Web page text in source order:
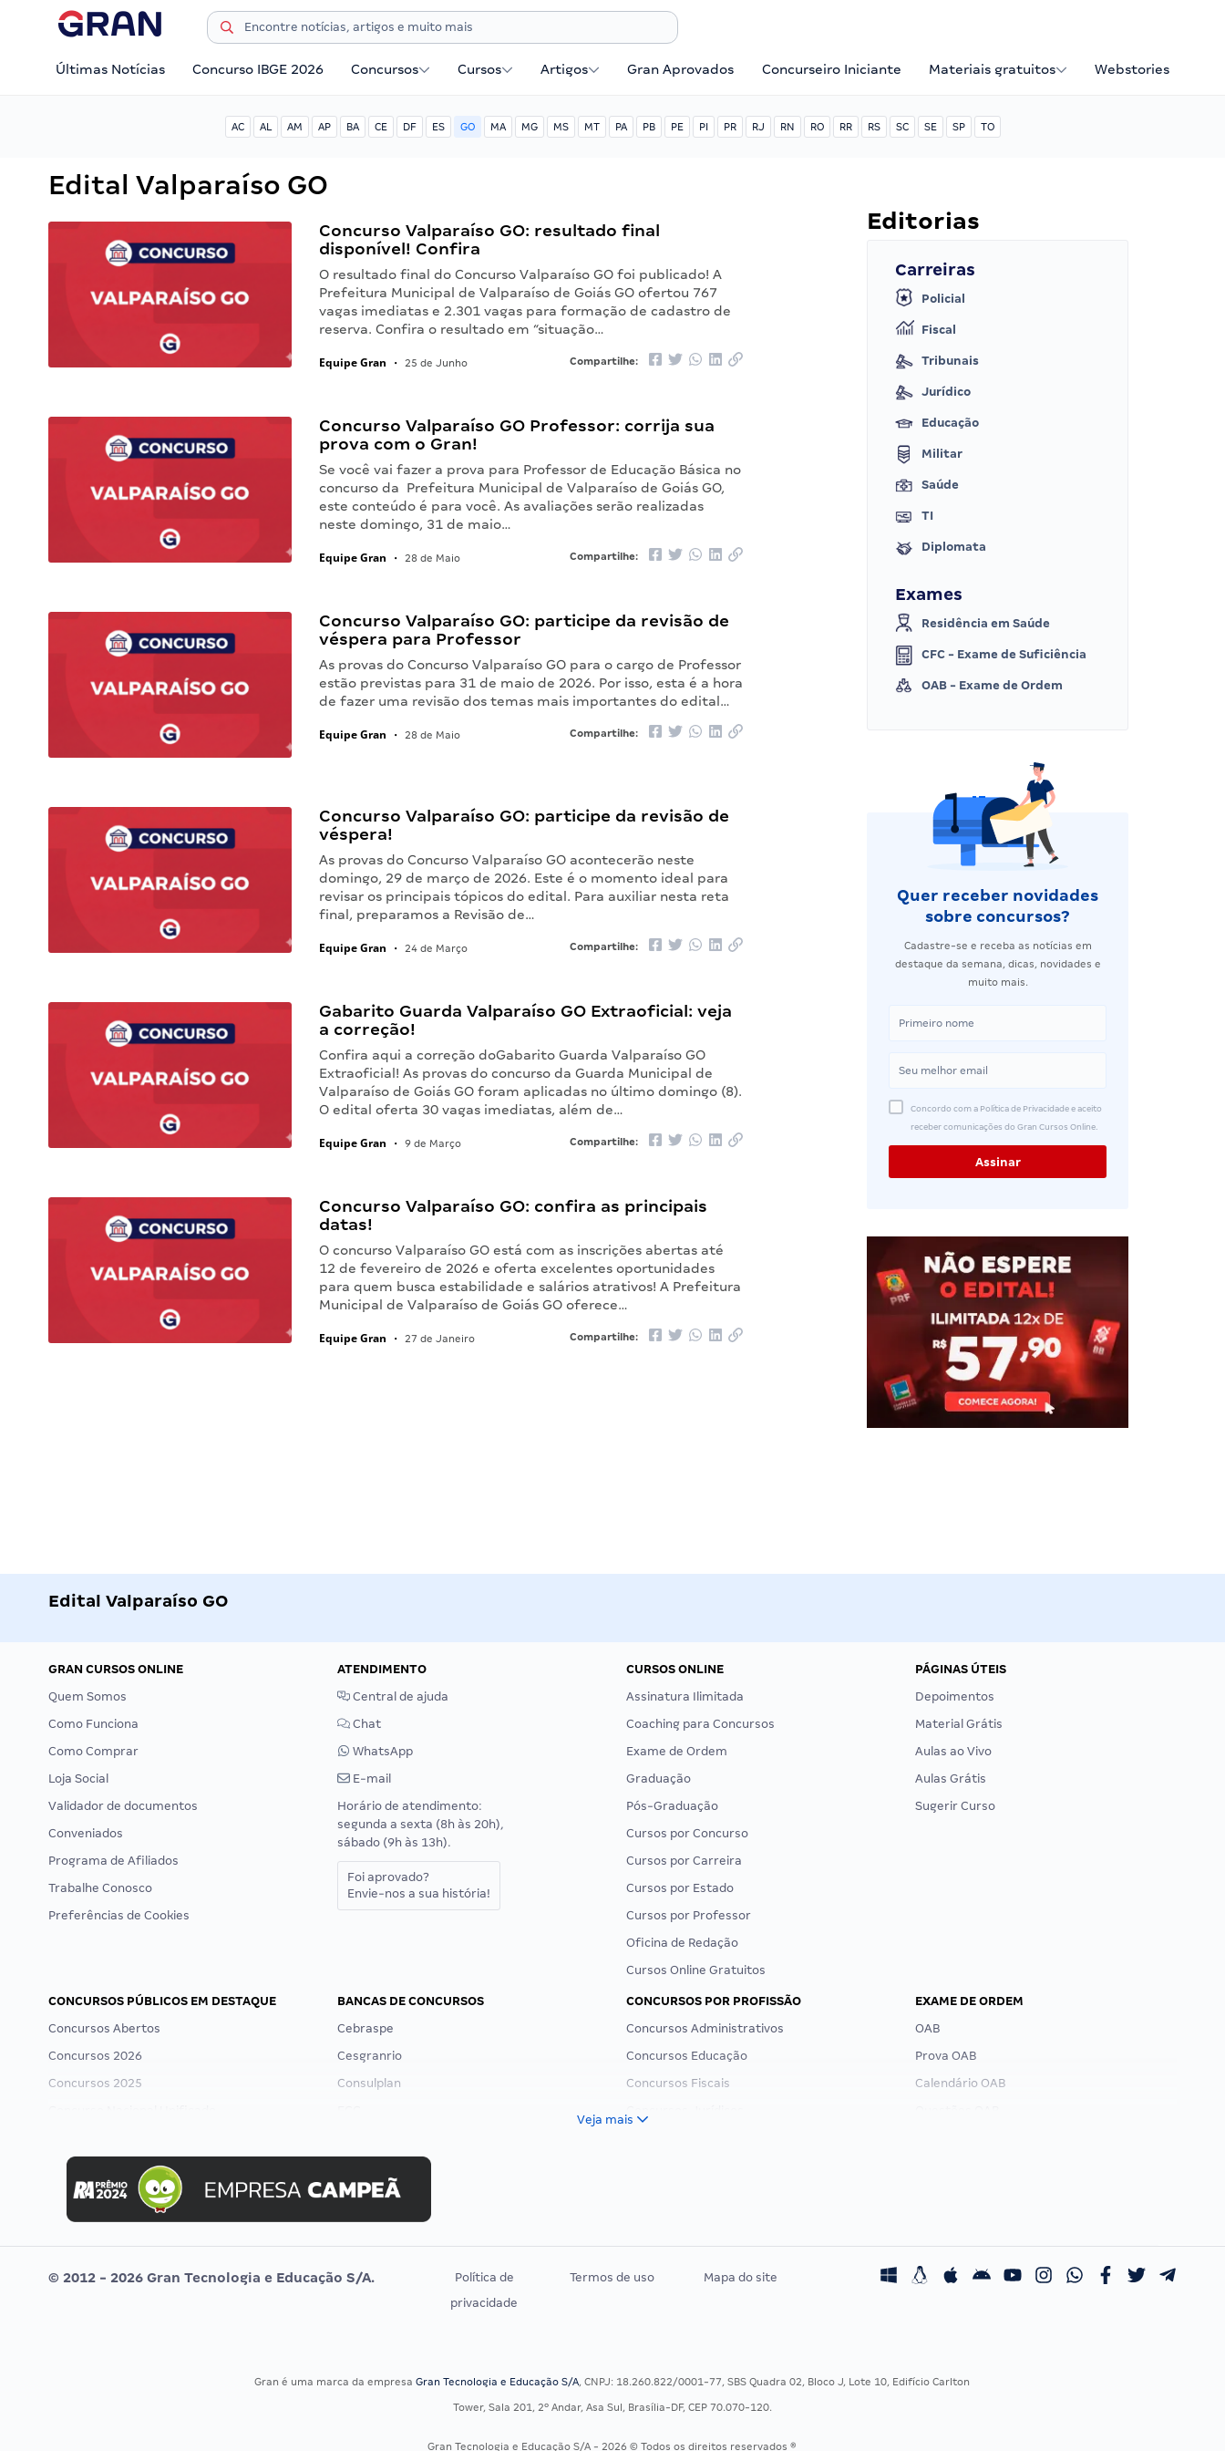
Últimas Notícias Concurso IBGE 2026 Concursos Cursos Artigos Gran Aprovados Concurseiro Iniciante Materiais gratuitos Webstories
AC AL AM AP BA CE DF ES GO MA MG MS MT PA PB PE PI PR RJ RN RO RR RS SC SE SP TO
Edital Valparaíso GO
Concurso Valparaíso GO: resultado final
disponível! Confira
O resultado final do Concurso Valparaíso GO foi publicado! A
Prefeitura Municipal de Valparaíso de Goiás GO ofertou 767
vagas imediatas e 2.301 vagas para formação de cadastro de
reserva. Confira o resultado em “situação…
Equipe Gran • 25 de Junho Compartilhe:
Concurso Valparaíso GO Professor: corrija sua
prova com o Gran!
Se você vai fazer a prova para Professor de Educação Básica no
concurso da Prefeitura Municipal de Valparaíso de Goiás GO,
este conteúdo é para você. As avaliações serão realizadas
neste domingo, 31 de maio…
Equipe Gran • 28 de Maio Compartilhe:
Concurso Valparaíso GO: participe da revisão de
véspera para Professor
As provas do Concurso Valparaíso GO para o cargo de Professor
estão previstas para 31 de maio de 2026. Por isso, esta é a hora
de fazer uma revisão dos temas mais importantes do edital…
Equipe Gran • 28 de Maio Compartilhe:
Concurso Valparaíso GO: participe da revisão de
véspera!
As provas do Concurso Valparaíso GO acontecerão neste
domingo, 29 de março de 2026. Este é o momento ideal para
revisar os principais tópicos do edital. Para auxiliar nesta reta
final, preparamos a Revisão de…
Equipe Gran • 24 de Março Compartilhe:
Gabarito Guarda Valparaíso GO Extraoficial: veja
a correção!
Confira aqui a correção doGabarito Guarda Valparaíso GO
Extraoficial! As provas do concurso da Guarda Municipal de
Valparaíso de Goiás GO foram aplicadas no último domingo (8).
O edital oferta 30 vagas imediatas, além de…
Equipe Gran • 9 de Março Compartilhe:
Concurso Valparaíso GO: confira as principais
datas!
O concurso Valparaíso GO está com as inscrições abertas até
12 de fevereiro de 2026 e oferta excelentes oportunidades
para quem busca estabilidade e salários atrativos! A Prefeitura
Municipal de Valparaíso de Goiás GO oferece…
Equipe Gran • 27 de Janeiro Compartilhe:
Editorias
Carreiras
Policial
Fiscal
Tribunais
Jurídico
Educação
Militar
Saúde
TI
Diplomata
Exames
Residência em Saúde
CFC - Exame de Suficiência
OAB - Exame de Ordem
Quer receber novidades
sobre concursos?
Cadastre-se e receba as notícias em
destaque da semana, dicas, novidades e
muito mais.
Concordo com a Política de Privacidade e aceito
receber comunicações do Gran Cursos Online.
Edital Valparaíso GO
GRAN CURSOS ONLINE
Quem Somos
Como Funciona
Como Comprar
Loja Social
Validador de documentos
Conveniados
Programa de Afiliados
Trabalhe Conosco
Preferências de Cookies
ATENDIMENTO
Central de ajuda
Chat
WhatsApp
E-mail
Horário de atendimento:
segunda a sexta (8h às 20h),
sábado (9h às 13h).
Foi aprovado?
Envie-nos a sua história!
CURSOS ONLINE
Assinatura Ilimitada
Coaching para Concursos
Exame de Ordem
Graduação
Pós-Graduação
Cursos por Concurso
Cursos por Carreira
Cursos por Estado
Cursos por Professor
Oficina de Redação
Cursos Online Gratuitos
PÁGINAS ÚTEIS
Depoimentos
Material Grátis
Aulas ao Vivo
Aulas Grátis
Sugerir Curso
CONCURSOS PÚBLICOS EM DESTAQUE
Concursos Abertos
Concursos 2026
Concursos 2025
Concurso MPU
Editais publicados
BANCAS DE CONCURSOS
Cebraspe
Cesgranrio
Consulplan
Selecon
Uniase
Vunesp
CONCURSOS POR PROFISSÃO
Concursos Administrativos
Concursos Educação
Concursos Fiscais
Residência Multiprofissional
EXAME DE ORDEM
OAB
Prova OAB
Calendário OAB
Veja mais
© 2012 - 2026 Gran Tecnologia e Educação S/A.
Política de
privacidade
Termos de uso Mapa do site
Gran é uma marca da empresaGran Tecnologia e Educação S/A, CNPJ: 18.260.822/0001-77, SBS Quadra 02, Bloco J, Lote 10, Edifício Carlton
Tower, Sala 201, 2º Andar, Asa Sul, Brasília-DF, CEP 70.070-120.
Gran Tecnologia e Educação S/A - 2026 © Todos os direitos reservados ®